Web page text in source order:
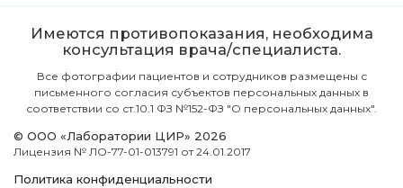
Имеются противопоказания, необходима
консультация врача/специалиста.
Все фотографии пациентов и сотрудников размещены с
письменного согласия субъектов персональных данных в
соответствии со ст.10.1 ФЗ №152-ФЗ "О персональных данных".
© ООО «Лаборатории ЦИР» 2026
Лицензия № ЛО-77-01-013791 от 24.01.2017
Политика конфиденциальности